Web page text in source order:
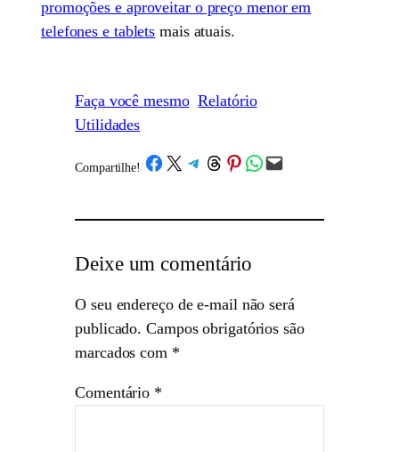
promoções e aproveitar o preço menor em
telefones e tablets mais atuais.
Faça você mesmo Relatório
Utilidades
Compartilhe! /Share on Facebook
Share on X Share on Telegram
Share on Threads
Share on Pinterest
Share on WhatsApp
Email this Page
Deixe um comentário
O seu endereço de e-mail não será
publicado. Campos obrigatórios são
marcados com *
Comentário *